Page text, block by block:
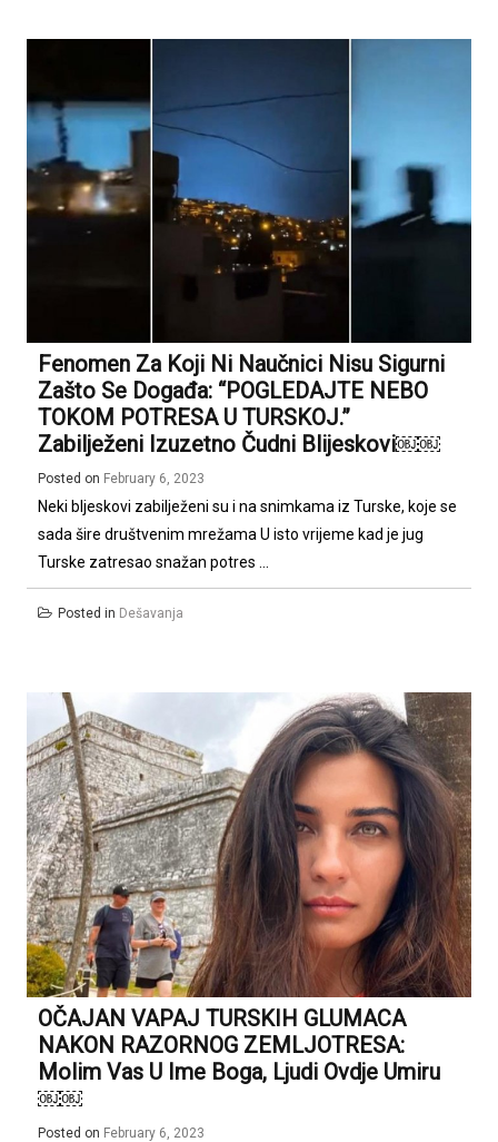
Fenomen Za Koji Ni Naučnici Nisu Sigurni
Zašto Se Događa: “POGLEDAJTE NEBO
TOKOM POTRESA U TURSKOJ.”
Zabilježeni Izuzetno Čudni Blijeskovi￼￼
Posted on February 6, 2023
Neki bljeskovi zabilježeni su i na snimkama iz Turske, koje se
sada šire društvenim mrežama U isto vrijeme kad je jug
Turske zatresao snažan potres ...
Posted in Dešavanja
OČAJAN VAPAJ TURSKIH GLUMACA
NAKON RAZORNOG ZEMLJOTRESA:
Molim Vas U Ime Boga, Ljudi Ovdje Umiru
￼￼
Posted on February 6, 2023